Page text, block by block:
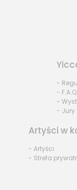
-
- F.A.Q.
-
- Jury
Artyści w
- Artyści
- Strefa